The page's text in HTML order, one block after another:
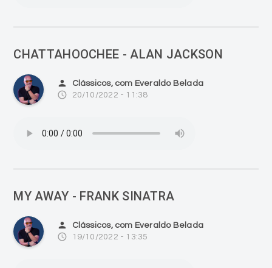
CHATTAHOOCHEE - ALAN JACKSON
person Clássicos, com Everaldo Belada
access_time 20/10/2022 - 11:38
MY AWAY - FRANK SINATRA
person Clássicos, com Everaldo Belada
access_time 19/10/2022 - 13:35